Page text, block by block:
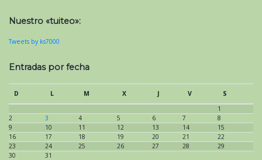
Nuestro «tuiteo»:
Tweets by ks7000
Entradas por fecha
D L M X J V
S
1
2
3 4 5 6 7
8
9
10 11 12 13 14
15
16
17 18 19 20 21
22
23
24 25 26 27 28
29
30
31